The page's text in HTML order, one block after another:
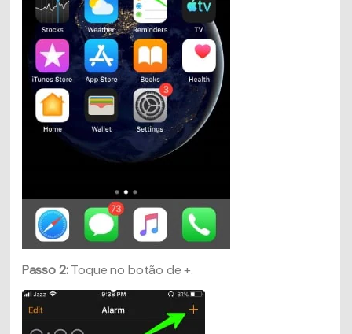
Passo 2: Toque no botão de +.